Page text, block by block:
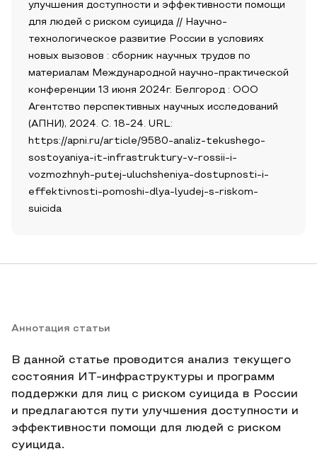
улучшения доступности и эффективности помощи
для людей с риском суицида // Научно-
технологическое развитие России в условиях
новых вызовов : сборник научных трудов по
материалам Международной научно-практической
конференции 13 июня 2024г. Белгород : ООО
Агентство перспективных научных исследований
(АПНИ), 2024. С. 18-24. URL:
https://apni.ru/article/9580-analiz-tekushego-
sostoyaniya-it-infrastruktury-v-rossii-i-
vozmozhnyh-putej-uluchsheniya-dostupnosti-i-
effektivnosti-pomoshi-dlya-lyudej-s-riskom-
suicida
Аннотация статьи
В данной статье проводится анализ текущего
состояния ИТ-инфраструктуры и программ
поддержки для лиц с риском суицида в России
и предлагаются пути улучшения доступности и
эффективности помощи для людей с риском
суицида.